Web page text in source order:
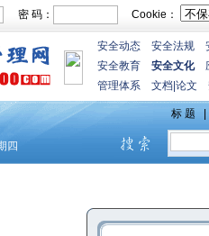
密 码： Cookie：
安全动态 安全法规
安全教育
安全文化
管理体系
文档 论文